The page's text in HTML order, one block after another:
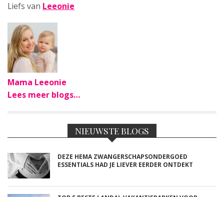
Liefs van Leeonie
Mama Leeonie
Lees meer blogs…
NIEUWSTE BLOGS
DEZE HEMA ZWANGERSCHAPSONDERGOED
ESSENTIALS HAD JE LIEVER EERDER ONTDEKT